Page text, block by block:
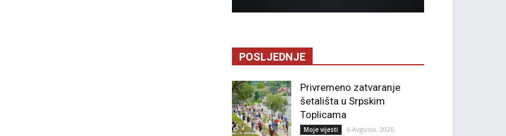
POSLJEDNJE
Privremeno zatvaranje
šetališta u Srpskim
Toplicama
Moje vijesti 6 Avgusta, 2026